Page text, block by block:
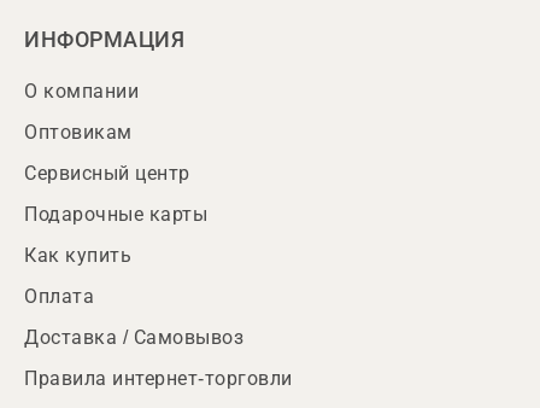
ИНФОРМАЦИЯ
О компании
Оптовикам
Сервисный центр
Подарочные карты
Как купить
Оплата
Доставка / Самовывоз
Правила интернет-торговли